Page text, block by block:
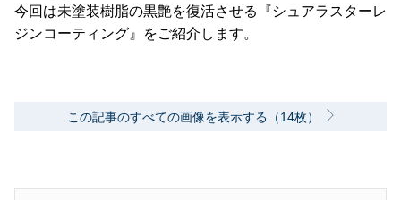
今回は未塗装樹脂の黒艶を復活させる『シュアラスターレ
ジンコーティング』をご紹介します。
この記事のすべての画像を表示する（14枚）